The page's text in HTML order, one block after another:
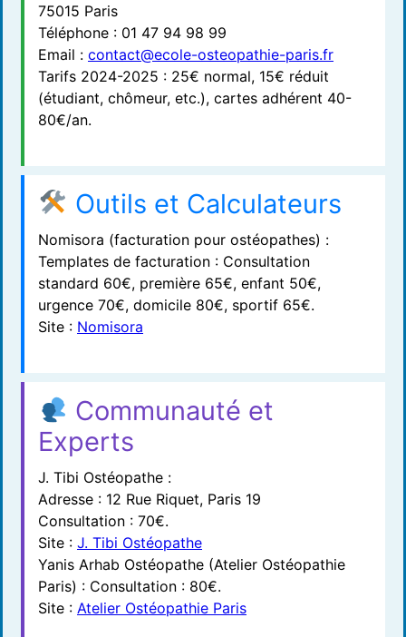
75015 Paris
Téléphone : 01 47 94 98 99
Email : contact@ecole-osteopathie-paris.fr
Tarifs 2024-2025 : 25€ normal, 15€ réduit
(étudiant, chômeur, etc.), cartes adhérent 40-
80€/an.
Outils et Calculateurs
Nomisora (facturation pour ostéopathes) :
Templates de facturation : Consultation
standard 60€, première 65€, enfant 50€,
urgence 70€, domicile 80€, sportif 65€.
Site : Nomisora
Communauté et
Experts
J. Tibi Ostéopathe :
Adresse : 12 Rue Riquet, Paris 19
Consultation : 70€.
Site : J. Tibi Ostéopathe
Yanis Arhab Ostéopathe (Atelier Ostéopathie
Paris) : Consultation : 80€.
Site : Atelier Ostéopathie Paris